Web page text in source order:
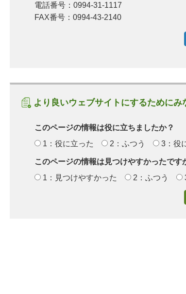
電話番号：0994-31-1117
FAX番号：0994-43-2140
より良いウェブサイトにするために
このページの情報は役に立ちましたか？
1：役に立った
2：ふつう 3：役
このページの情報は見つけやすかったです
1：見つけやすかった
2：ふつう